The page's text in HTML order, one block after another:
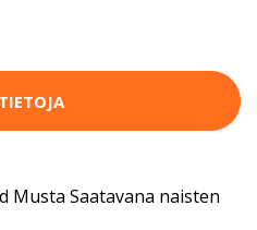
Musta Saatavana naisten